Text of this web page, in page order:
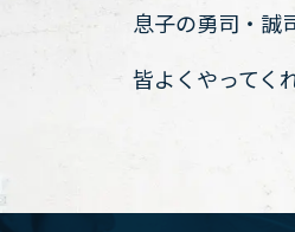
息子の勇司・誠
皆よくやってく